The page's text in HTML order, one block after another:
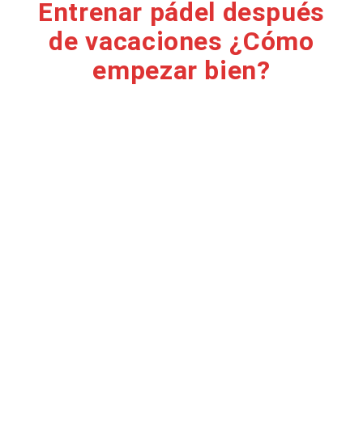
Entrenar pádel después
de vacaciones ¿Cómo
empezar bien?